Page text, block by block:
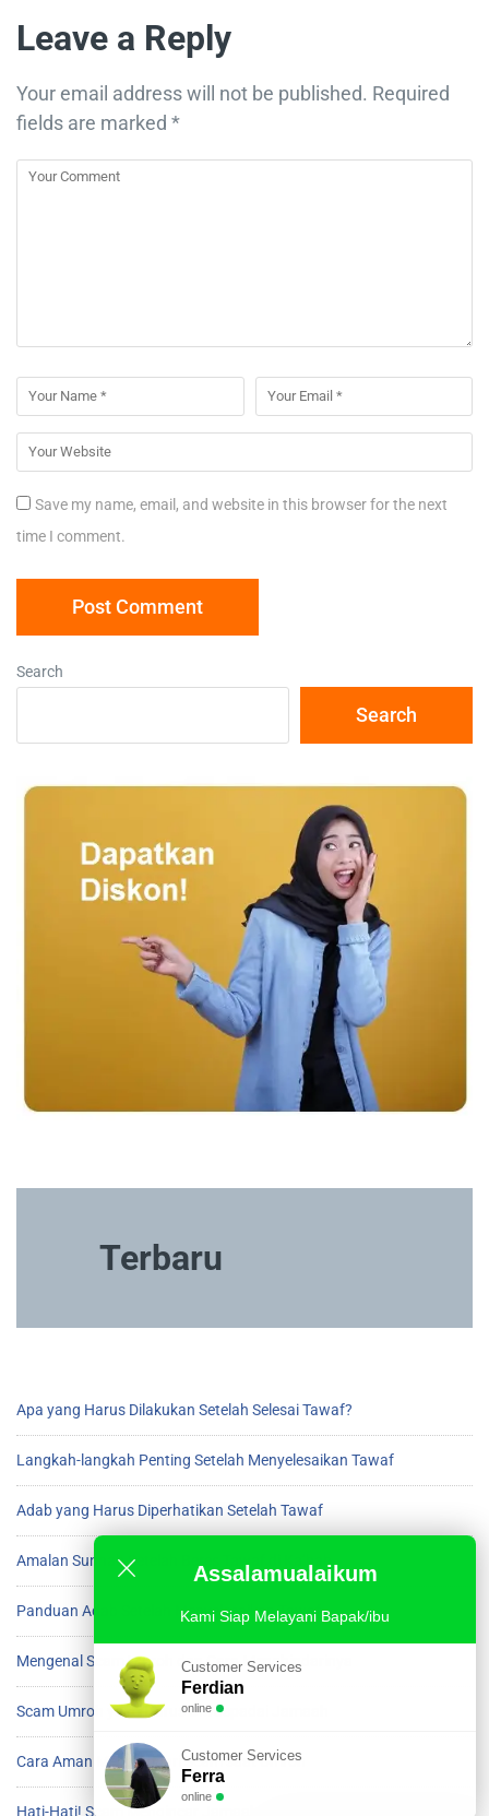
Leave a Reply
Your email address will not be published. Required
fields are marked *
Save my name, email, and website in this browser for the next
time I comment.
Search
Search
Terbaru
Apa yang Harus Dilakukan Setelah Selesai Tawaf?
Langkah-langkah Penting Setelah Menyelesaikan Tawaf
Adab yang Harus Diperhatikan Setelah Tawaf
Amalan Sunnah Setelah Beres Tawaf di Ka’bah
Panduan Adab Setelah Menyelesaikan Tawaf
Mengenal Scam Umroh dan Cara Menghindarinya
Scam Umroh yang Harus Diwaspadai Jamaah
Cara Aman Menghindari Scam saat Umroh
Hati-Hati! Scam Mengincar Jamaah Umroh
Assalamualaikum
Kami Siap Melayani Bapak/ibu
Customer Services
Ferdian
online
Customer Services
Ferra
online